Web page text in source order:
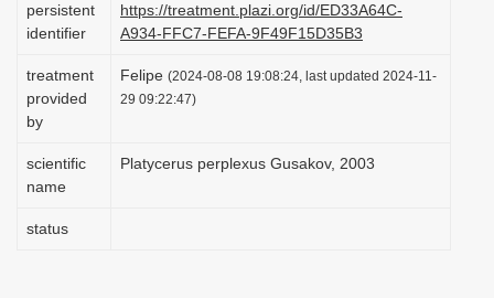
o
n
persistent
identifier
https://treatment.plazi.org/id/ED33A64C-
A934-FFC7-FEFA-9F49F15D35B3
treatment
provided
by
Felipe (2024-08-08 19:08:24, last updated 2024-11-
29 09:22:47)
scientific
name
Platycerus perplexus Gusakov, 2003
status